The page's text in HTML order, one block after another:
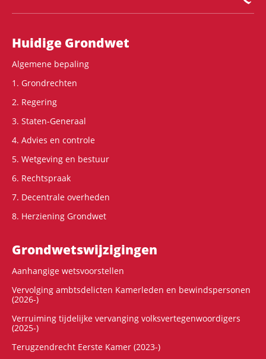
Hoofdnavigatie
Huidige Grondwet
Algemene bepaling
1. Grondrechten
2. Regering
3. Staten-Generaal
4. Advies en controle
5. Wetgeving en bestuur
6. Rechtspraak
7. Decentrale overheden
8. Herziening Grondwet
Grondwets­wijzigingen
Aanhangige wetsvoorstellen
Vervolging ambtsdelicten Kamerleden en bewindspersonen
(2026-)
Verruiming tijdelijke vervanging volksvertegenwoordigers
(2025-)
Terugzendrecht Eerste Kamer (2023-)